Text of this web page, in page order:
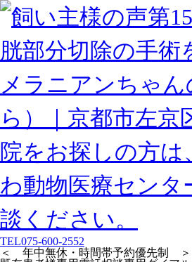
TEL075-600-2552
＜ 年中無休・時間帯予約優先制 ＞